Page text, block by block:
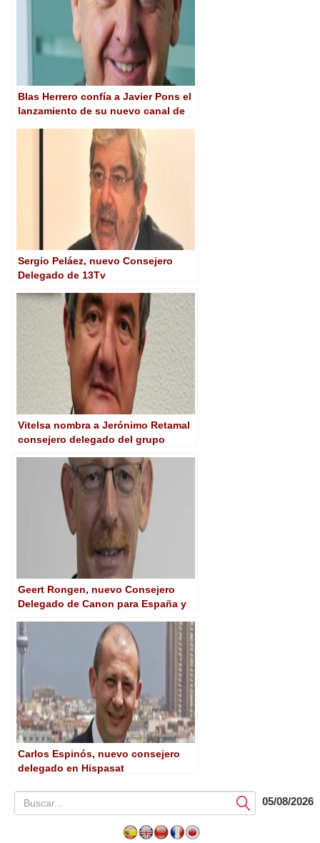
Blas Herrero confía a Javier Pons el
lanzamiento de su nuevo canal de
Sergio Peláez, nuevo Consejero
Delegado de 13Tv
Vitelsa nombra a Jerónimo Retamal
consejero delegado del grupo
Geert Rongen, nuevo Consejero
Delegado de Canon para España y
Carlos Espinós, nuevo consejero
delegado en Hispasat
Submit05/08/2026